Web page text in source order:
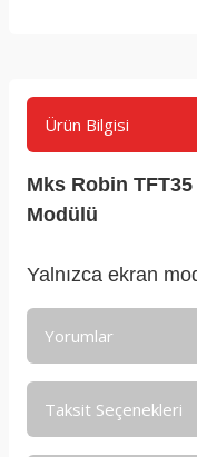
Ürün Bilgisi
Mks Robin
Modülü
Yalnızca ekran
Yorumlar
Taksit Seçenekleri